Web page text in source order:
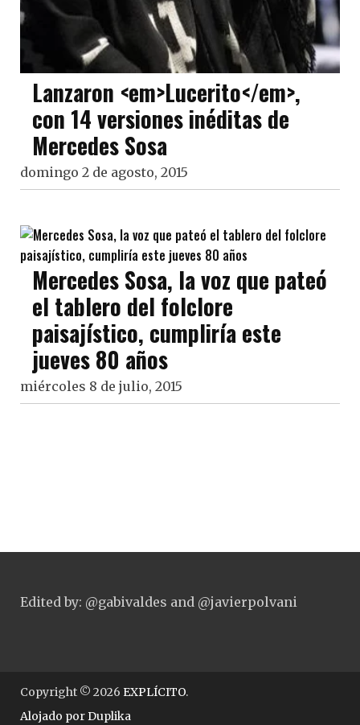
Lanzaron <em>Lucerito</em>,
con 14 versiones inéditas de
Mercedes Sosa
domingo 2 de agosto, 2015
Mercedes Sosa, la voz que pateó
el tablero del folclore
paisajístico, cumpliría este
jueves 80 años
miércoles 8 de julio, 2015
Edited by: @gabivaldes and @javierpolvani
Copyright © 2026 EXPLÍCITO.
Alojado porDuplika